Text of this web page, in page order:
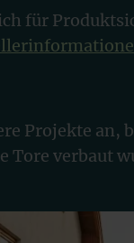
für
Projekte an,
Tore verbaut